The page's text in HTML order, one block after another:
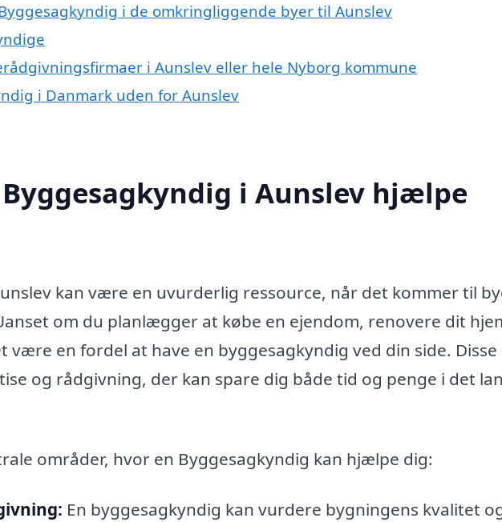
i de omkringliggende byer til Aunslev
i Aunslev eller hele Nyborg kommune
i Danmark uden for Aunslev
i Aunslev hjælpe
kan være en uvurderlig ressource, når det kommer til
om du planlægger at købe en ejendom, renovere dit
være en fordel at have en byggesagkyndig ved din side. Disse
og rådgivning, der kan spare dig både tid og penge i det
områder, hvor en Byggesagkyndig kan hjælpe dig:
En byggesagkyndig kan vurdere bygningens kvalitet